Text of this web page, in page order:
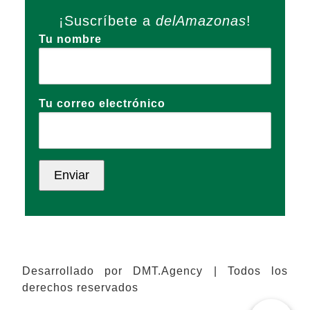
¡Suscríbete a delAmazonas!
Tu nombre
Tu correo electrónico
Desarrollado por DMT.Agency | Todos los
derechos reservados